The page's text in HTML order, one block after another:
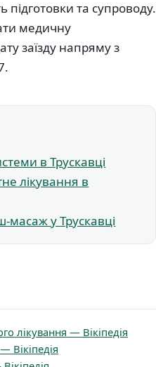
та супроводу.
медичну
заїзду напряму з
в Трускавці
лікування в
масаж у Трускавці
лікування — Вікіпедія
Вікіпедія